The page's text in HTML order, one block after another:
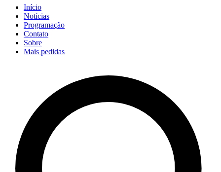
Início
Notícias
Programação
Contato
Sobre
Mais pedidas